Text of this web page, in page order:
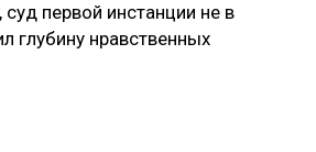
первой инстанции не в
глубину нравственных